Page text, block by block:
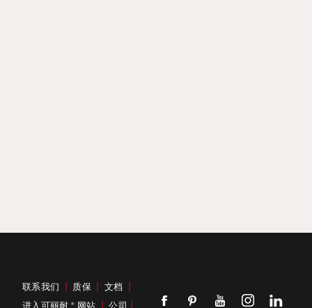
联系我们 质保 文档
进入可丽耐 ® 网站 公司